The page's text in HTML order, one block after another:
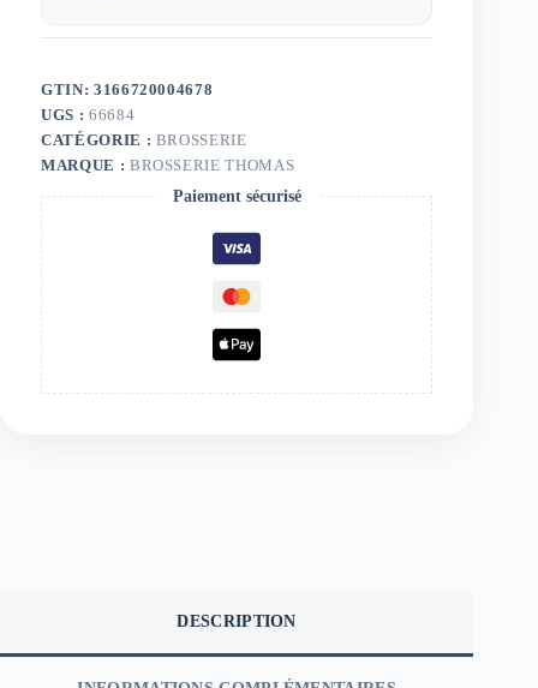
GTIN: 3166720004678
UGS : 66684
CATÉGORIE : BROSSERIE
MARQUE : BROSSERIE THOMAS
Paiement sécurisé
DESCRIPTION